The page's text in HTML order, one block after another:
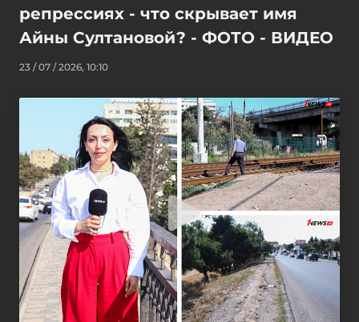
репрессиях - что скрывает имя
Айны Султановой? - ФОТО - ВИДЕО
23 / 07 / 2026, 10:10